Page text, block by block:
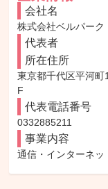
会社名
株式会社ベルパーク
代表者
所在住所
東京都千代区平河
F
代表電話番号
0332885211
事業内容
通信・インターネッ